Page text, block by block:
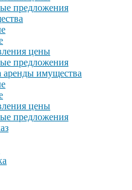
предложения
цены
предложения
аренды имущества
цены
предложения